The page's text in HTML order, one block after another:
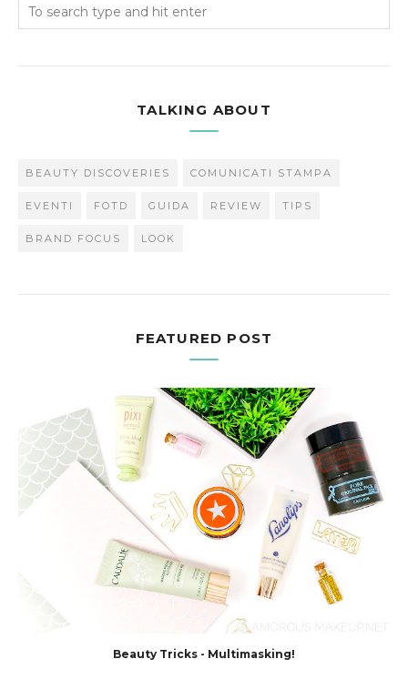
TALKING ABOUT
BEAUTY DISCOVERIES COMUNICATI STAMPA
EVENTI FOTD GUIDA REVIEW TIPS
BRAND FOCUS LOOK
FEATURED POST
Beauty Tricks - Multimasking!